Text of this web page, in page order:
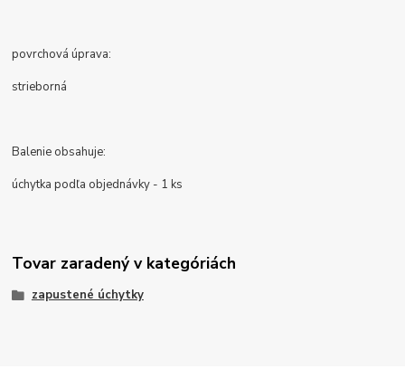
povrchová úprava:
strieborná
Balenie obsahuje:
úchytka podľa objednávky - 1 ks
Tovar zaradený v kategóriách
zapustené úchytky